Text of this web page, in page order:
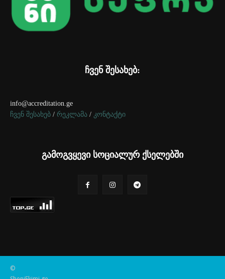
ჩვენ შესახებ:
info@accreditation.ge
ჩვენ შესახებ / რეკლამა / კონტაქტი
გამოგვყევი სოციალურ ქსელებში
©